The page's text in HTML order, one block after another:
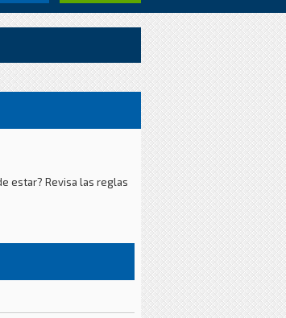
estar? Revisa las reglas